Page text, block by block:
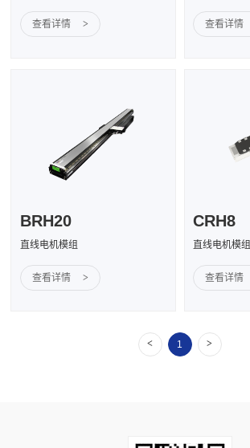
查看详情 > 查看详情
BRH20
直线电机模组
查看详情 >
CRH8
直线电机模组
查看详情
< 1 >